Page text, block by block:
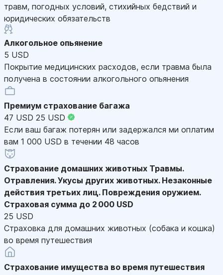
травм, погодных условий, стихийных бедствий и
юридических обязательств
Алкогольное опьянение
5 USD
Покрытие медицинских расходов, если травма была
получена в состоянии алкогольного опьянения
Премиум страхование багажа
47 USD 25 USD
Если ваш багаж потерян или задержался ми оплатим
вам 1 000 USD в течении 48 часов
Страхование домашних животных Травмы.
Отравления. Укусы других животных. Незаконные
действия третьих лиц. Повреждения оружием.
Страховая сумма до 2 000 USD
25 USD
Страховка для домашних животных (собака и кошка)
во время путешествия
Страхование имущества во время путешествия